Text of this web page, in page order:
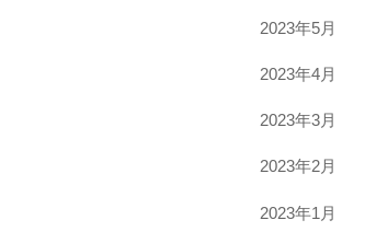
2023年5月
2023年4月
2023年3月
2023年2月
2023年1月